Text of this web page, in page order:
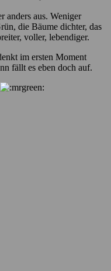
anders aus. Weniger
die Bäume dichter, das
voller, lebendiger.
im ersten Moment
fällt es eben doch auf.